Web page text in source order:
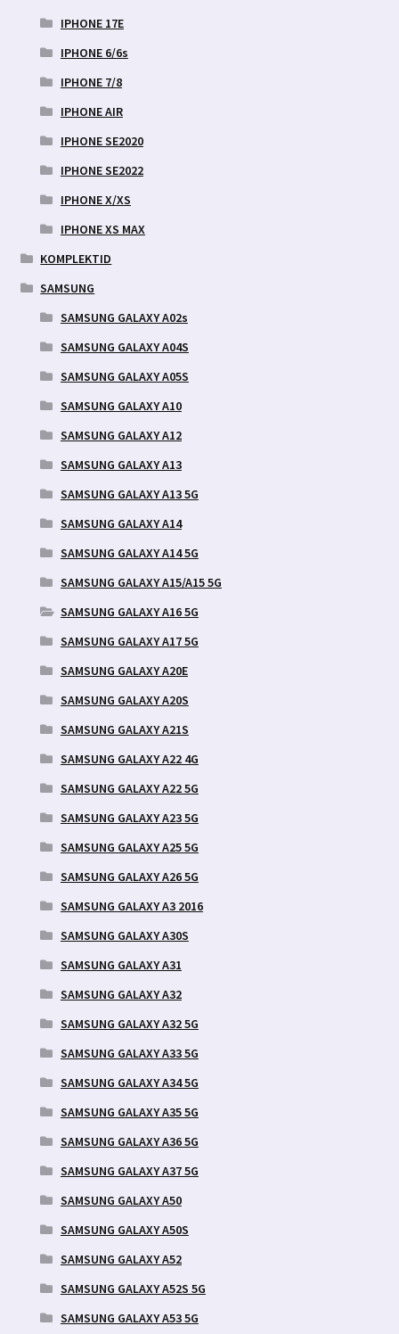
IPHONE 17E
IPHONE 6/6s
IPHONE 7/8
IPHONE AIR
IPHONE SE2020
IPHONE SE2022
IPHONE X/XS
IPHONE XS MAX
KOMPLEKTID
SAMSUNG
SAMSUNG GALAXY A02s
SAMSUNG GALAXY A04S
SAMSUNG GALAXY A05S
SAMSUNG GALAXY A10
SAMSUNG GALAXY A12
SAMSUNG GALAXY A13
SAMSUNG GALAXY A13 5G
SAMSUNG GALAXY A14
SAMSUNG GALAXY A14 5G
SAMSUNG GALAXY A15/A15 5G
SAMSUNG GALAXY A16 5G
SAMSUNG GALAXY A17 5G
SAMSUNG GALAXY A20E
SAMSUNG GALAXY A20S
SAMSUNG GALAXY A21S
SAMSUNG GALAXY A22 4G
SAMSUNG GALAXY A22 5G
SAMSUNG GALAXY A23 5G
SAMSUNG GALAXY A25 5G
SAMSUNG GALAXY A26 5G
SAMSUNG GALAXY A3 2016
SAMSUNG GALAXY A30S
SAMSUNG GALAXY A31
SAMSUNG GALAXY A32
SAMSUNG GALAXY A32 5G
SAMSUNG GALAXY A33 5G
SAMSUNG GALAXY A34 5G
SAMSUNG GALAXY A35 5G
SAMSUNG GALAXY A36 5G
SAMSUNG GALAXY A37 5G
SAMSUNG GALAXY A50
SAMSUNG GALAXY A50S
SAMSUNG GALAXY A52
SAMSUNG GALAXY A52S 5G
SAMSUNG GALAXY A53 5G